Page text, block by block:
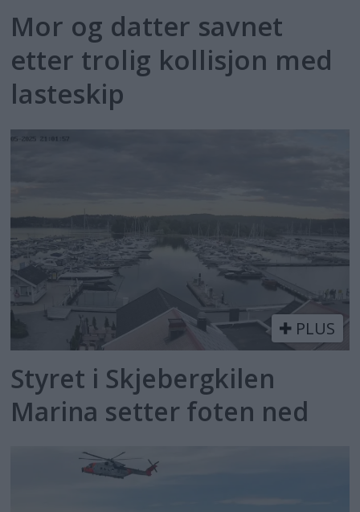
Mor og datter savnet
etter trolig kollisjon med
lasteskip
PLUS
Styret i Skjebergkilen
Marina setter foten ned